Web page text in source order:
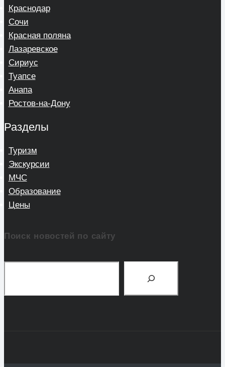
Краснодар
Сочи
Красная поляна
Лазаревское
Сириус
Туапсе
Анапа
Ростов-на-Дону
Разделы
Туризм
Экскурсии
МЧС
Образование
Цены
Поиск новостей по сайту